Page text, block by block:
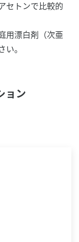
セトンで比較的
用漂白剤（次亜
。
ョン